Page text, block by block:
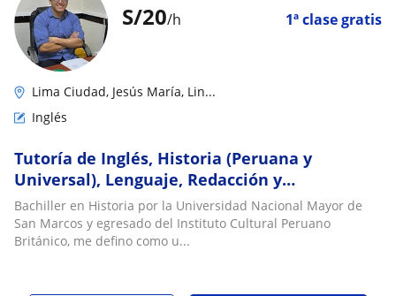
S/20/h 1ª clase gratis
Lima Ciudad, Jesús María, Lin...
Inglés
Tutoría de Inglés, Historia (Peruana y
Universal), Lenguaje, Redacción y
Comprensión Lectora a niveles básico,
intermedio y avanzado
Bachiller en Historia por la Universidad Nacional Mayor de
San Marcos y egresado del Instituto Cultural Peruano
Británico, me defino como u...